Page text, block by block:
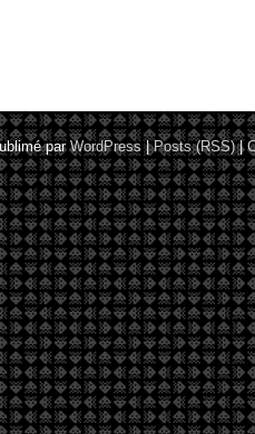
parWordPress |Posts (RSS)|